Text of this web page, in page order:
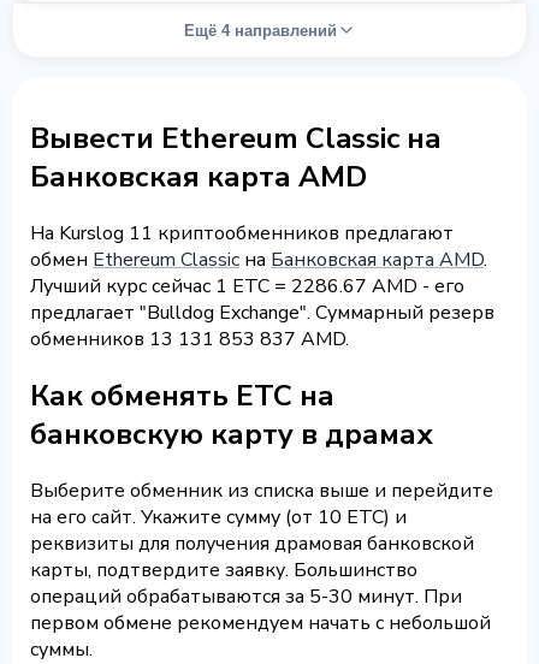
Ещё 4 направлений
Вывести Ethereum Classic на
Банковская карта AMD
На Kurslog 11 криптообменников предлагают
обмен Ethereum Classic на Банковская карта AMD.
Лучший курс сейчас 1 ETC = 2286.67 AMD - его
предлагает "Bulldog Exchange". Суммарный резерв
обменников 13 131 853 837 AMD.
Как обменять ETC на
банковскую карту в драмах
Выберите обменник из списка выше и перейдите
на его сайт. Укажите сумму (от 10 ETC) и
реквизиты для получения драмовая банковской
карты, подтвердите заявку. Большинство
операций обрабатываются за 5-30 минут. При
первом обмене рекомендуем начать с небольшой
суммы.